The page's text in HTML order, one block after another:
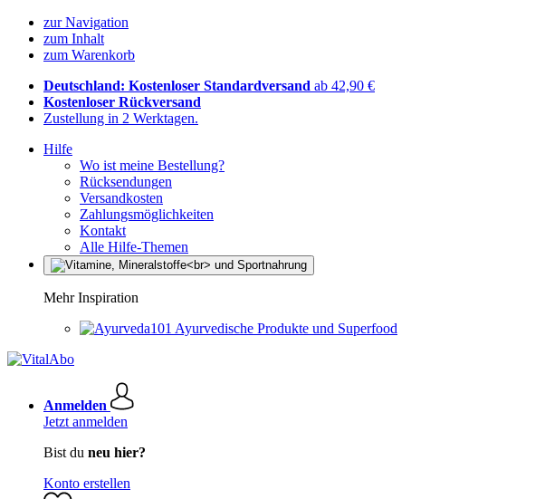
zur Navigation
zum Inhalt
zum Warenkorb
Deutschland: Kostenloser Standardversand ab 42,90 €
Kostenloser Rückversand
Zustellung in 2 Werktagen.
Hilfe
Wo ist meine Bestellung?
Rücksendungen
Versandkosten
Zahlungsmöglichkeiten
Kontakt
Alle Hilfe-Themen
Mehr Inspiration
Ayurvedische Produkte und Superfood
Anmelden
Jetzt anmelden
Bist du neu hier?
Konto erstellen